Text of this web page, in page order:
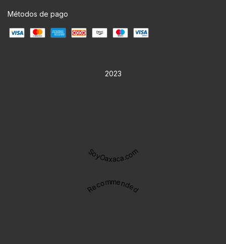
Métodos de pago
2023
SoyOaxaca.com
Recommended